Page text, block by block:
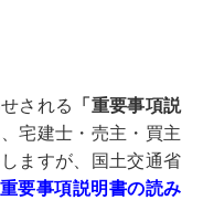
される
「重要事項説
宅建士・売主・買主
ますが、国土交通省
要事項説明書の読み